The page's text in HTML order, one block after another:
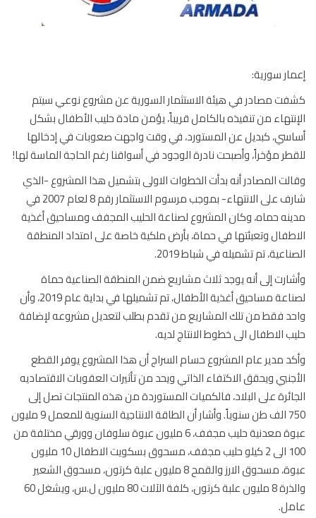
سورية:
مصادر في هيئة الاستثمار السورية عن مشروع نوعي سيتم
من تنفيذه بالكامل قريباً، يؤمن مادة حليب الأطفال بشكل
كبديل عن المستورد، في وقت واجهت صعوبات في إدخالها
مؤخراً، وأصبحت نادرة الوجود في أسواقنا رغم الحاجة الماسة لها!
المصادر أنه بدأت الخطوات الاولى بتشميل هذا المشروع -الذي
شارف على الانتهاء- بموجب مرسوم الاستثمار رقم 8 لعام 2007 في
حماه، وكان المشروع لصناعة الحليب المجفف ومساحيق أغذية
وتعبئتها في حماة، بأرض ملكية خاصة على امتداد المنطقة
تم تشميله في شباط 2019.
إلى أنه يوجد ثلاث مشاريع ضمن المنطقة الصناعية حماة
لصناعة مساحيق أغذية الأطفال، تم تشميلها في بداية عام 2019، وأن
فقط من تلك المشاريع من تقدم بطلب لتعديل مشروعه لإضافة
الاطفال الى خطوط الانتاج لديه.
مدير عام المشروع حسام السراج أن هذا المشروع يوفر القطع
ويحقق الاكتفاء الذاتي ويحد من تأثيرات العقوبات الاقتصاديه
على البلاد، فالكميات المستوردة من هذه المنتجات تصل إلى
750 الف طن سنوياً. وأشار أن الطاقة الانتاجية السنوية للمعمل 9 مليون
عبوة معدنية حليب مجفف، 6 مليون عبوة سلوفان وورقي مختلفة من
100 الى 2 كيلو حليب مجفف، مسحوق بسكويت الاطفال 10 مليون
عبوة، مسحوق الارز والقمح 8 مليون علبة كرتون، مسحوق الشعير
والذرة 8 مليون علبة كرتون، كلفة الآلات 80 مليون ل.س، ويشغل 60